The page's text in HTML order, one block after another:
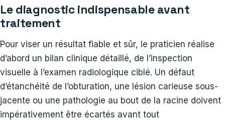
Le diagnostic indispensable avant
traitement
Pour viser un résultat fiable et sûr, le praticien réalise
d’abord un bilan clinique détaillé, de l’inspection
visuelle à l’examen radiologique ciblé. Un défaut
d’étanchéité de l’obturation, une lésion carieuse sous-
jacente ou une pathologie au bout de la racine doivent
impérativement être écartés avant tout